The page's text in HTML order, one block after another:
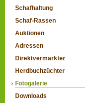
Schafhaltung
Schaf-Rassen
Auktionen
Adressen
Direktvermarkter
Herdbuchzüchter
Fotogalerie
Downloads